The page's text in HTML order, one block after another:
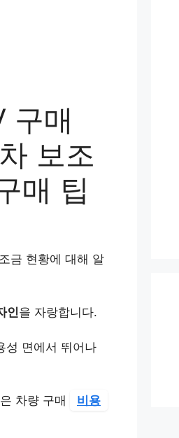
구매
보조
매 팁
금 현황에 대해 알
인을 자랑합니다.
성 면에서 뛰어나
차량 구매
비용